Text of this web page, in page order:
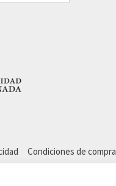
Condiciones de compra